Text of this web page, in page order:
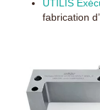
UTILIS
fabrication